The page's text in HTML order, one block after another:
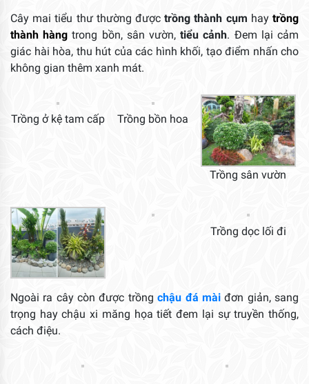
Cây mai tiểu thư thường đượctrồng thành cụm haytrồng
thành hàng trong bồn, sân vườn,tiểu cảnh. Đem lại cảm
giác hài hòa, thu hút của các hình khối, tạo điểm nhấn cho
không gian thêm xanh mát.
Trồng ở kệ tam cấp Trồng bồn hoa
Trồng sân vườn
Trồng dọc lối đi
Ngoài ra cây còn được trồngchậu đá màiđơn giản, sang
trọng hay chậu xi măng họa tiết đem lại sự truyền thống,
cách điệu.